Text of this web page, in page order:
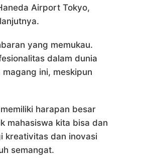
Airport Tokyo,
yang memukau.
dalam dunia
ini, meskipun
harapan besar
mahasiswa kita bisa dan
kreativitas dan inovasi
semangat.